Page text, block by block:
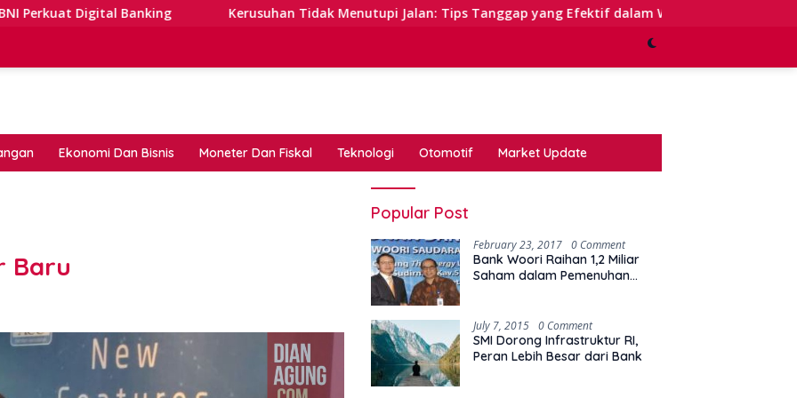
Banking Kerusuhan Tidak Menutupi Jalan: Tips Tanggap yang Efektif dalam Waktu Keterbatasan
Ekonomi Dan Bisnis Moneter Dan Fiskal Teknologi Otomotif Market Update
Baru
Popular Post
February 23, 2017 0 Comment
Bank Woori Raihan 1,2 Miliar
Saham dalam Pemenuhan
July 7, 2015 0 Comment
SMI Dorong Infrastruktur RI,
Peran Lebih Besar dari Bank